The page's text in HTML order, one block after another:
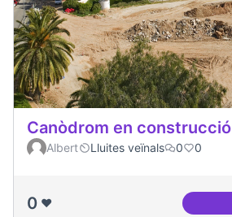
Canòdrom en construcció
Albert Lluites veïnals 0 0
0 ❤️